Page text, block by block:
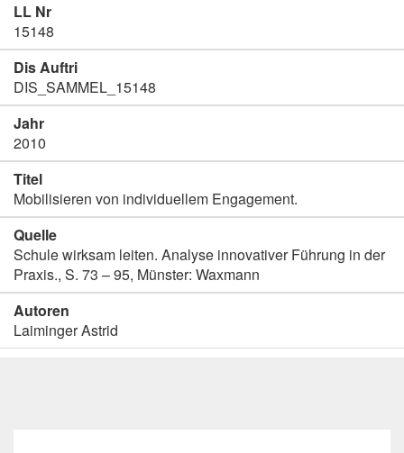
LL Nr
15148
Dis Auftri
DIS_SAMMEL_15148
Jahr
2010
Titel
Mobilisieren von individuellem Engagement.
Quelle
Schule wirksam leiten. Analyse innovativer Führung in der
Praxis., S. 73 – 95, Münster: Waxmann
Autoren
Laiminger Astrid